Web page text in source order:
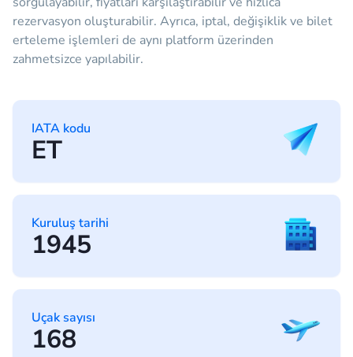
rezervasyon oluşturabilir. Ayrıca, iptal, değişiklik ve bilet
erteleme işlemleri de aynı platform üzerinden
zahmetsizce yapılabilir.
IATA kodu
ET
Kuruluş tarihi
1945
Uçak sayısı
168